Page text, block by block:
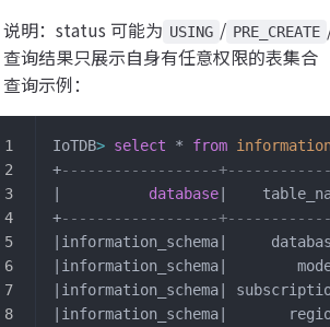
说明：status 可能为 USING / PRE_CREATE
查询结果只展示自身有任意权限的表集合
查询示例：
IoTDB> select * from
+------------------
| database|
+------------------
|information_schema|
|information_schema|
|information_schema|
|information_schema|